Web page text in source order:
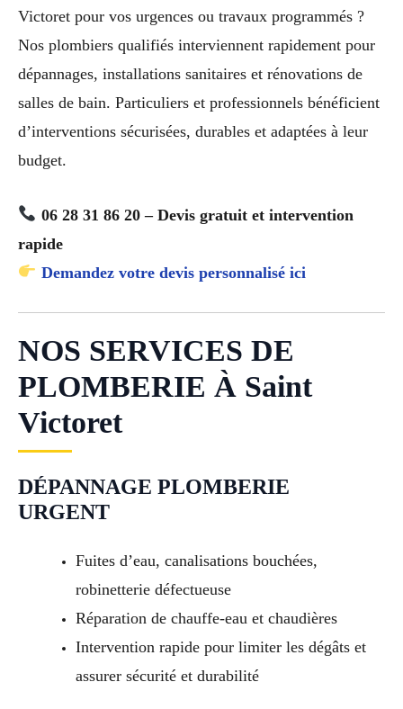
Victoret pour vos urgences ou travaux programmés ?
Nos plombiers qualifiés interviennent rapidement pour
dépannages, installations sanitaires et rénovations de
salles de bain. Particuliers et professionnels bénéficient
d’interventions sécurisées, durables et adaptées à leur
budget.
06 28 31 86 20 – Devis gratuit et intervention
rapide
Demandez votre devis personnalisé ici
NOS SERVICES DE
PLOMBERIE À Saint
Victoret
DÉPANNAGE PLOMBERIE
URGENT
Fuites d’eau, canalisations bouchées,
robinetterie défectueuse
Réparation de chauffe-eau et chaudières
Intervention rapide pour limiter les dégâts et
assurer sécurité et durabilité